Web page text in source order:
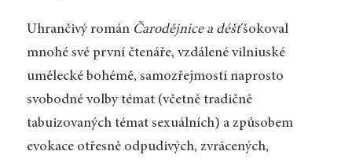
Uhrančivý román Čarodějnice a déšťšokoval
mnohé své první čtenáře, vzdálené vilniuské
umělecké bohémě, samozřejmostí naprosto
svobodné volby témat (včetně tradičně
tabuizovaných témat sexuálních) a způsobem
evokace otřesně odpudivých, zvrácených,